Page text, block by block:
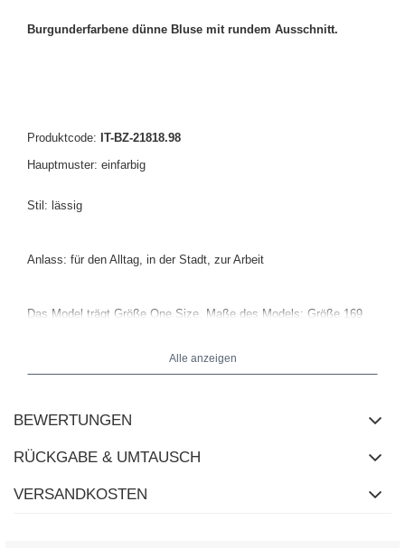
Burgunderfarbene dünne Bluse mit rundem Ausschnitt.
Produktcode: IT-BZ-21818.98
Hauptmuster: einfarbig
Stil: lässig
Anlass: für den Alltag, in der Stadt, zur Arbeit
Das Model trägt Größe One Size. Maße des Models: Größe 169
Alle anzeigen
BEWERTUNGEN
RÜCKGABE & UMTAUSCH
VERSANDKOSTEN